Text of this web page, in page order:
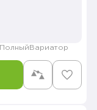
Полный Вариатор